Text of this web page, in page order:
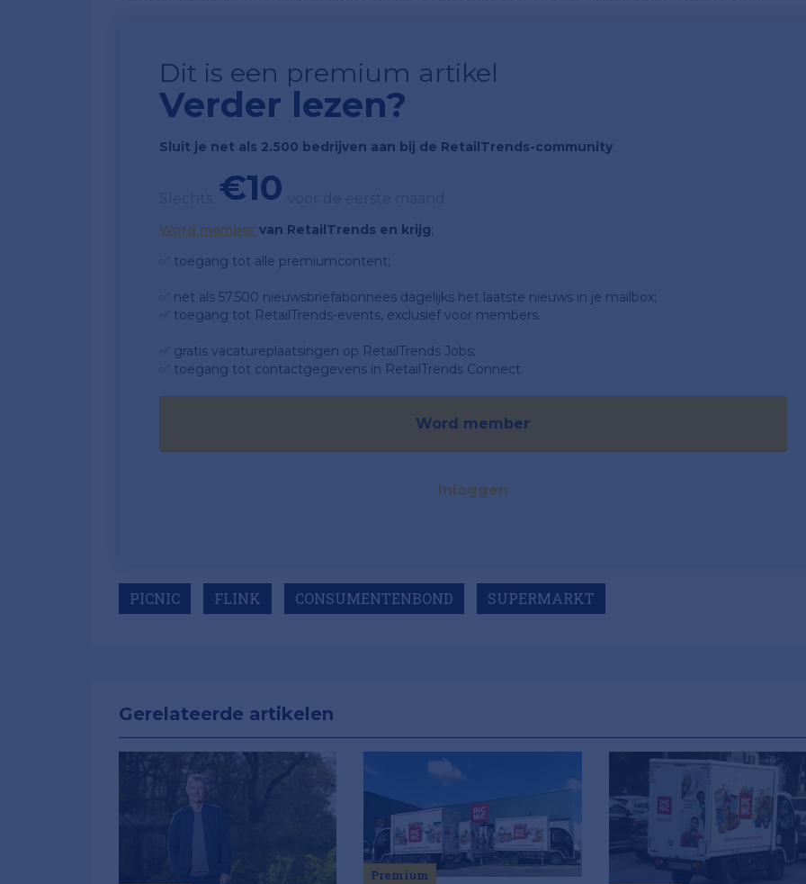
Dit is een premium artikel
Verder lezen?
Sluit je net als 2.500 bedrijven aan bij de RetailTrends-community
€10
Word member van RetailTrends en krijg;
✅ toegang tot alle premiumcontent;
✅ net als 57.500 nieuwsbriefabonnees dagelijks het laatste nieuws in je mailbox;
✅ toegang tot RetailTrends-events, exclusief voor members.
✅ gratis vacatureplaatsingen op RetailTrends Jobs;
✅ toegang tot contactgegevens in RetailTrends Connect.
Word member
Inloggen
PICNIC FLINK CONSUMENTENBOND SUPERMARKT
Gerelateerde artikelen
Premium